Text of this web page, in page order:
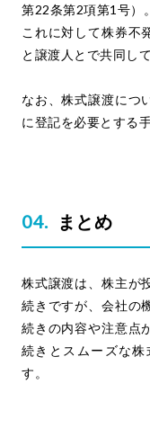
第22条第2項第1号）。
これに対して株券不
と譲渡人とで共同し
なお、株式譲渡につ
に登記を必要とする
まとめ
株式譲渡は、株主が
続きですが、会社の
続きの内容や注意点
続きとスムーズな
す。